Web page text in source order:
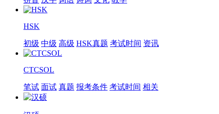
HSK
初级 中级 高级 HSK真题 考试时间 资讯
CTCSOL
笔试 面试 真题 报考条件 考试时间 相关